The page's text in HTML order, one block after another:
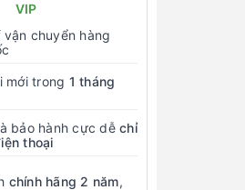
VIP
vận chuyển hàng
mới trong 1 tháng
bảo hành cực dễchỉ
thoại
chính hãng 2 năm,